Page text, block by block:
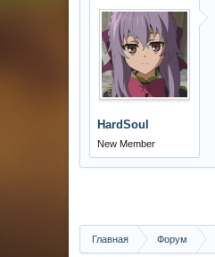
HardSoul
New Member
Главная Форум